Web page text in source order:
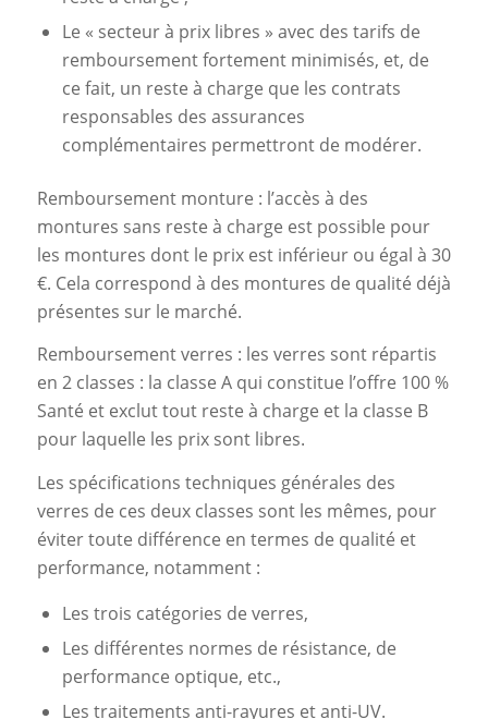
Le « secteur à prix libres » avec des tarifs de
remboursement fortement minimisés, et, de
ce fait, un reste à charge que les contrats
responsables des assurances
complémentaires permettront de modérer.
Remboursement monture : l’accès à des
montures sans reste à charge est possible pour
les montures dont le prix est inférieur ou égal à 30
€. Cela correspond à des montures de qualité déjà
présentes sur le marché.
Remboursement verres : les verres sont répartis
en 2 classes : la classe A qui constitue l’offre 100 %
Santé et exclut tout reste à charge et la classe B
pour laquelle les prix sont libres.
Les spécifications techniques générales des
verres de ces deux classes sont les mêmes, pour
éviter toute différence en termes de qualité et
performance, notamment :
Les trois catégories de verres,
Les différentes normes de résistance, de
performance optique, etc.,
Les traitements anti-rayures et anti-UV.